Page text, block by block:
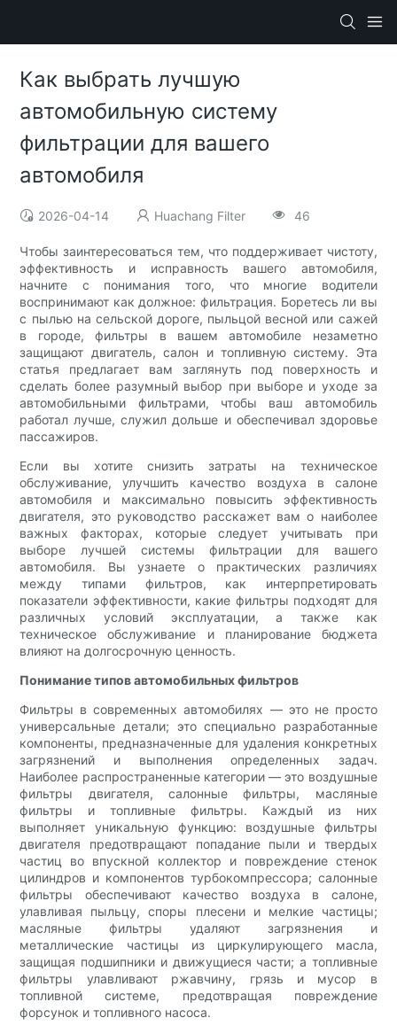
Как выбрать лучшую
автомобильную систему
фильтрации для вашего
автомобиля
2026-04-14 Huachang Filter 46
Чтобы заинтересоваться тем, что поддерживает чистоту,
эффективность и исправность вашего автомобиля,
начните с понимания того, что многие водители
воспринимают как должное: фильтрация. Боретесь ли вы
с пылью на сельской дороге, пыльцой весной или сажей
в городе, фильтры в вашем автомобиле незаметно
защищают двигатель, салон и топливную систему. Эта
статья предлагает вам заглянуть под поверхность и
сделать более разумный выбор при выборе и уходе за
автомобильными фильтрами, чтобы ваш автомобиль
работал лучше, служил дольше и обеспечивал здоровье
пассажиров.
Если вы хотите снизить затраты на техническое
обслуживание, улучшить качество воздуха в салоне
автомобиля и максимально повысить эффективность
двигателя, это руководство расскажет вам о наиболее
важных факторах, которые следует учитывать при
выборе лучшей системы фильтрации для вашего
автомобиля. Вы узнаете о практических различиях
между типами фильтров, как интерпретировать
показатели эффективности, какие фильтры подходят для
различных условий эксплуатации, а также как
техническое обслуживание и планирование бюджета
влияют на долгосрочную ценность.
Понимание типов автомобильных фильтров
Фильтры в современных автомобилях — это не просто
универсальные детали; это специально разработанные
компоненты, предназначенные для удаления конкретных
загрязнений и выполнения определенных задач.
Наиболее распространенные категории — это воздушные
фильтры двигателя, салонные фильтры, масляные
фильтры и топливные фильтры. Каждый из них
выполняет уникальную функцию: воздушные фильтры
двигателя предотвращают попадание пыли и твердых
частиц во впускной коллектор и повреждение стенок
цилиндров и компонентов турбокомпрессора; салонные
фильтры обеспечивают качество воздуха в салоне,
улавливая пыльцу, споры плесени и мелкие частицы;
масляные фильтры удаляют загрязнения и
металлические частицы из циркулирующего масла,
защищая подшипники и движущиеся части; а топливные
фильтры улавливают ржавчину, грязь и мусор в
топливной системе, предотвращая повреждение
форсунок и топливного насоса.